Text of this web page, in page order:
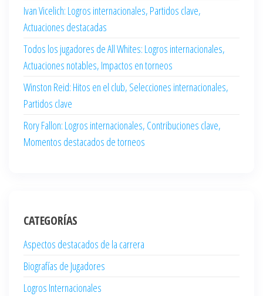
Ivan Vicelich: Logros internacionales, Partidos clave,
Actuaciones destacadas
Todos los jugadores de All Whites: Logros internacionales,
Actuaciones notables, Impactos en torneos
Winston Reid: Hitos en el club, Selecciones internacionales,
Partidos clave
Rory Fallon: Logros internacionales, Contribuciones clave,
Momentos destacados de torneos
CATEGORÍAS
Aspectos destacados de la carrera
Biografías de Jugadores
Logros Internacionales